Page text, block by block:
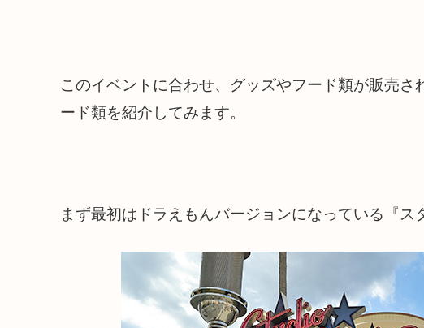
このイベントに合わせ、グッズやフード類が販売
ード類を紹介してみます。
まず最初はドラえもんバージョンになっている『ス